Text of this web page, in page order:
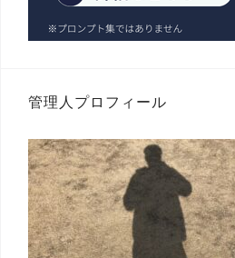
管理人プロフィール